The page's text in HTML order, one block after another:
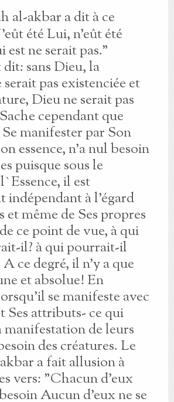
al-akbar a dit à ce
été Lui, n'eût été
est ne serait pas."
sans Dieu, la
pas existenciée et
Dieu ne serait pas
cependant que
manifester par Son
essence, n'a nul besoin
puisque sous le
il est
indépendant à l'égard
et même de Ses propres
ce point de vue, à qui
il? à qui pourrait-il
ce degré, il n'y a que
et absolue! En
se manifeste avec
Ses attributs- ce qui
de leurs
des créatures. Le
a fait allusion à
vers: "Chacun d'eux
Aucun d'eux ne se